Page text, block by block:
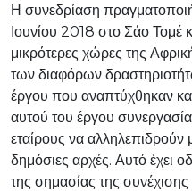
Η συνεδρίαση
Ιουνίου 2018 στο Σάο Τομέ
μικρότερες χώρες της
των διαφόρων
έργου που αναπτύχθηκαν
αυτού του έργου
εταίρους να αλληλεπιδρούν
δημόσιες αρχές. Αυτό έχει
της σημασίας της